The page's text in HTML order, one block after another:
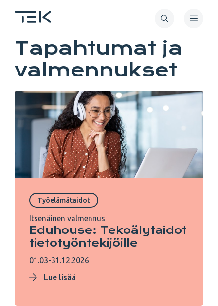
pääsisältöön
Tapahtumat
ja
valmennukset
Tapahtumat ja
valmennukset
Työelämätaidot
Itsenäinen valmennus
Eduhouse: Tekoälytaidot
tietotyöntekijöille
01.03-31.12.2026
Lue lisää